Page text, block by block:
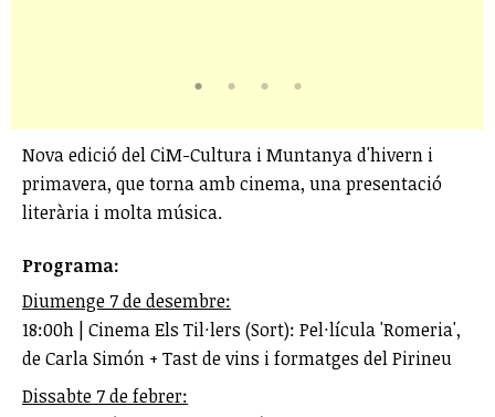
Nova edició del CiM-Cultura i Muntanya d'hivern i
primavera, que torna amb cinema, una presentació
literària i molta música.
Programa:
Diumenge 7 de desembre:
18:00h | Cinema Els Til·lers (Sort): Pel·lícula 'Romeria',
de Carla Simón + Tast de vins i formatges del Pirineu
Dissabte 7 de febrer: